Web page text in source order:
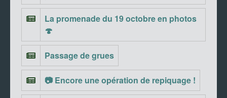
La promenade du 19 octobre en photos
🍄
Passage de grues
📷 Encore une opération de repiquage !